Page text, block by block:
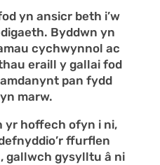
yn ansicr beth i’w
Byddwn yn
cychwynnol ac
eraill y gallai fod
pan fydd
marw.
yr hoffech ofyn i ni,
ffurflen
gallwch gysylltu â ni